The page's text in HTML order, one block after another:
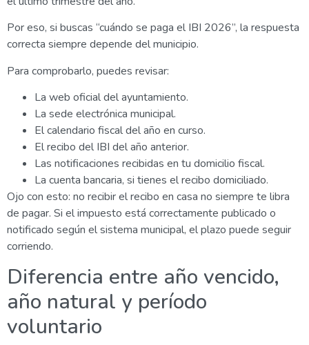
Por eso, si buscas “cuándo se paga el IBI 2026”, la respuesta
correcta siempre depende del municipio.
Para comprobarlo, puedes revisar:
La web oficial del ayuntamiento.
La sede electrónica municipal.
El calendario fiscal del año en curso.
El recibo del IBI del año anterior.
Las notificaciones recibidas en tu domicilio fiscal.
La cuenta bancaria, si tienes el recibo domiciliado.
Ojo con esto: no recibir el recibo en casa no siempre te libra
de pagar. Si el impuesto está correctamente publicado o
notificado según el sistema municipal, el plazo puede seguir
corriendo.
Diferencia entre año vencido,
año natural y período
voluntario